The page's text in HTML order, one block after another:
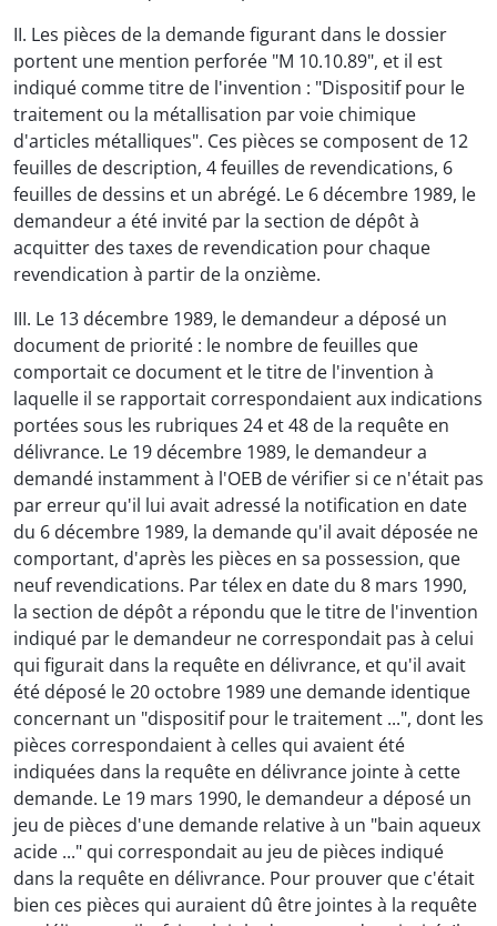
II. Les pièces de la demande figurant dans le dossier
portent une mention perforée "M 10.10.89", et il est
indiqué comme titre de l'invention : "Dispositif pour le
traitement ou la métallisation par voie chimique
d'articles métalliques". Ces pièces se composent de 12
feuilles de description, 4 feuilles de revendications, 6
feuilles de dessins et un abrégé. Le 6 décembre 1989, le
demandeur a été invité par la section de dépôt à
acquitter des taxes de revendication pour chaque
revendication à partir de la onzième.
III. Le 13 décembre 1989, le demandeur a déposé un
document de priorité : le nombre de feuilles que
comportait ce document et le titre de l'invention à
laquelle il se rapportait correspondaient aux indications
portées sous les rubriques 24 et 48 de la requête en
délivrance. Le 19 décembre 1989, le demandeur a
demandé instamment à l'OEB de vérifier si ce n'était pas
par erreur qu'il lui avait adressé la notification en date
du 6 décembre 1989, la demande qu'il avait déposée ne
comportant, d'après les pièces en sa possession, que
neuf revendications. Par télex en date du 8 mars 1990,
la section de dépôt a répondu que le titre de l'invention
indiqué par le demandeur ne correspondait pas à celui
qui figurait dans la requête en délivrance, et qu'il avait
été déposé le 20 octobre 1989 une demande identique
concernant un "dispositif pour le traitement ...", dont les
pièces correspondaient à celles qui avaient été
indiquées dans la requête en délivrance jointe à cette
demande. Le 19 mars 1990, le demandeur a déposé un
jeu de pièces d'une demande relative à un "bain aqueux
acide ..." qui correspondait au jeu de pièces indiqué
dans la requête en délivrance. Pour prouver que c'était
bien ces pièces qui auraient dû être jointes à la requête